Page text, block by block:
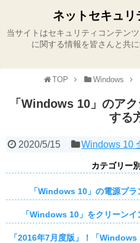
ネットセキュリ
当サイトはセキュリティコンテン
に関する情報を皆さんと共
TOP Windows
「Windows 10」のア
する
2020/5/15 Windows 10
カテゴリー
「Windows 10」の電源プ
「Windows 10」をクリーン
「2016年7月度版」！「